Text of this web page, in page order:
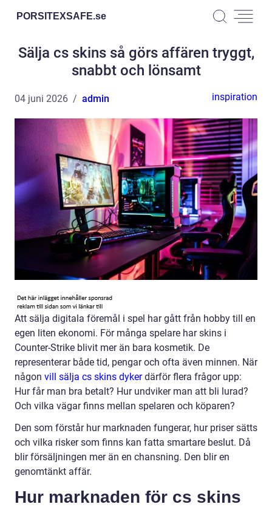
PORSITEXSAFE.se
Sälja cs skins så görs affären tryggt,
snabbt och lönsamt
04 juni 2026 admin inspiration
Att sälja digitala föremål i spel har gått från hobby till en
egen liten ekonomi. För många spelare har skins i
Counter-Strike blivit mer än bara kosmetik. De
representerar både tid, pengar och ofta även minnen. När
någon vill sälja cs skins dykerdärför flera frågor upp:
Hur får man bra betalt? Hur undviker man att bli lurad?
Och vilka vägar finns mellan spelaren och köparen?
Den som förstår hur marknaden fungerar, hur priser sätts
och vilka risker som finns kan fatta smartare beslut. Då
blir försäljningen mer än en chansning. Den blir en
genomtänkt affär.
Hur marknaden för cs skins